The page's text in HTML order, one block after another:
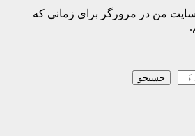
من در مرورگر برای زمانی که
جستجو